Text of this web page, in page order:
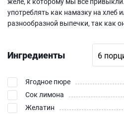
употреблять как намазку на хлеб
разнообразной выпечки, так как
Ингредиенты
Ягодное пюре
Сок лимона
Желатин